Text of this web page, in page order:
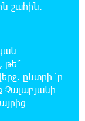
ը. կա 4
շահին.
թե՞
ընտրի´ր
Չալաբյանի